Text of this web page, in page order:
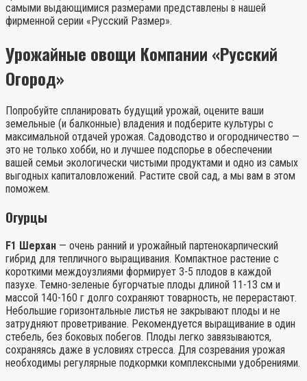
самыми выдающимися размерами представлены в нашей
фирменной серии «Русский Размер».
Урожайные овощи Компании «Русский
Огород»
Попробуйте спланировать будущий урожай, оцените ваши
земельные (и балконные) владения и подберите культуры с
максимальной отдачей урожая. Садоводство и огородничество —
это не только хобби, но и лучшее подспорье в обеспечении
вашей семьи экологически чистыми продуктами и одно из самых
выгодных капиталовложений. Растите свой сад, а мы вам в этом
поможем.
Огурцы
F1 Шерхан — очень ранний и урожайный партенокарпический
гибрид для тепличного выращивания. Компактное растение с
короткими междоузлиями формирует 3-5 плодов в каждой
пазухе. Темно-зеленые бугорчатые плоды длиной 11-13 см и
массой 140-160 г долго сохраняют товарность, не перерастают.
Небольшие горизонтальные листья не закрывают плоды и не
затрудняют проветривание. Рекомендуется выращивание в один
стебель, без боковых побегов. Плоды легко завязываются,
сохраняясь даже в условиях стресса. Для созревания урожая
необходимы регулярные подкормки комплексными удобрениями.